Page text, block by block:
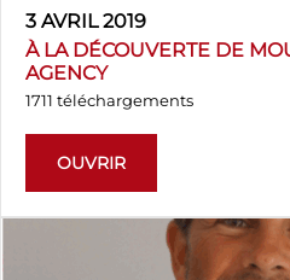
3 AVRIL 2019
À LA DÉCOUVERTE DE
AGENCY
1711 téléchargements
OUVRIR